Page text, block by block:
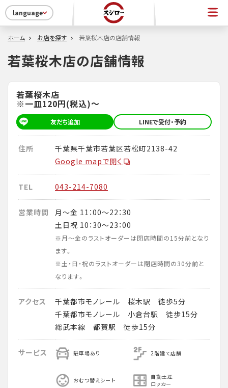
language
ホーム お店を探す 若葉桜木店の店舗情報
若葉桜木店の店舗情報
若葉桜木店
※一皿120円(税込)～
友だち追加 LINEで受付・予約
住所
千葉県千葉市若葉区若松町2138-42
Google mapで開く
TEL 043-214-7080
営業時間
月～金 11：00～22：30
土日祝 10：30～23：00
※月～金のラストオーダーは閉店時間の15分前となり
ます。
※土・日・祝のラストオーダーは閉店時間の30分前と
なります。
アクセス
千葉都市モノレール 桜木駅 徒歩5分
千葉都市モノレール 小倉台駅 徒歩15分
総武本線 都賀駅 徒歩15分
サービス 駐車場あり 2階建て店舗
おむつ替えシート
自動土産
ロッカー